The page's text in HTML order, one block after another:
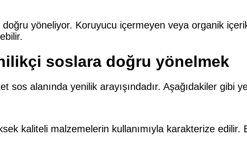
doğru yöneliyor. Koruyucu içermeyen veya organik
soslara doğru yönelmek
sos alanında yenilik arayışındadır. Aşağıdakiler
kaliteli malzemelerin kullanımıyla karakterize